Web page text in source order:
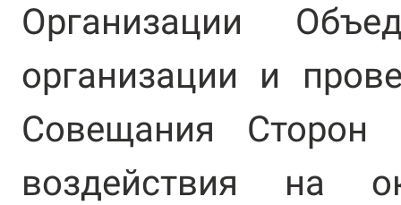
Организации
организации и
Совещания Сторон
воздействия на